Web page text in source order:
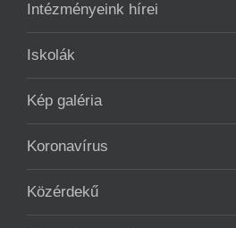
Intézményeink hírei
Iskolák
Kép galéria
Koronavírus
Közérdekű